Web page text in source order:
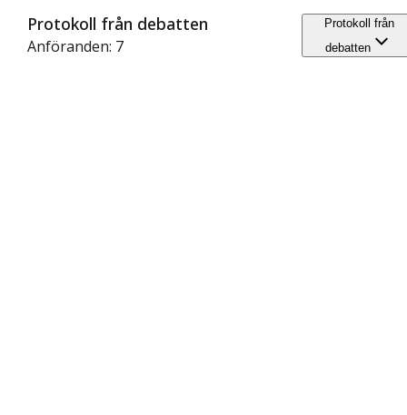
Protokoll från debatten
Anföranden: 7
Protokoll från
debatten